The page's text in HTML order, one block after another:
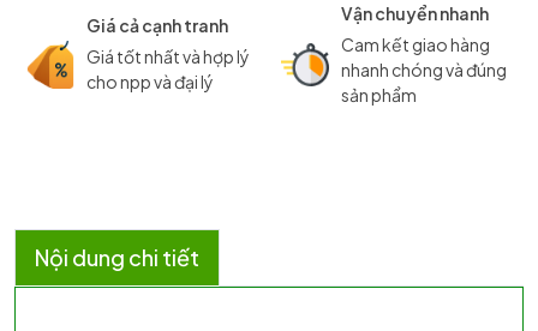
Giá cả cạnh tranh
Giá tốt nhất và hợp lý
cho npp và đại lý
Vận chuyển nhanh
Cam kết giao hàng
nhanh chóng và đúng
sản phẩm
Nội dung chi tiết